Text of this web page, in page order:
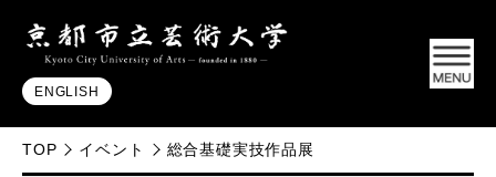
ENGLISH
TOP イベント 総合基礎実技作品展